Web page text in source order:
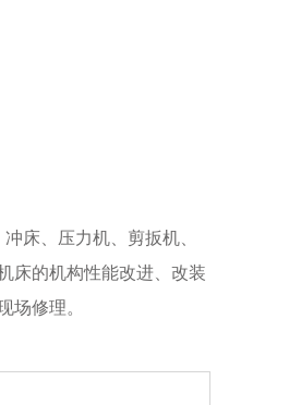
床、压力机、剪扳机、
床的机构性能改进、改装
场修理。